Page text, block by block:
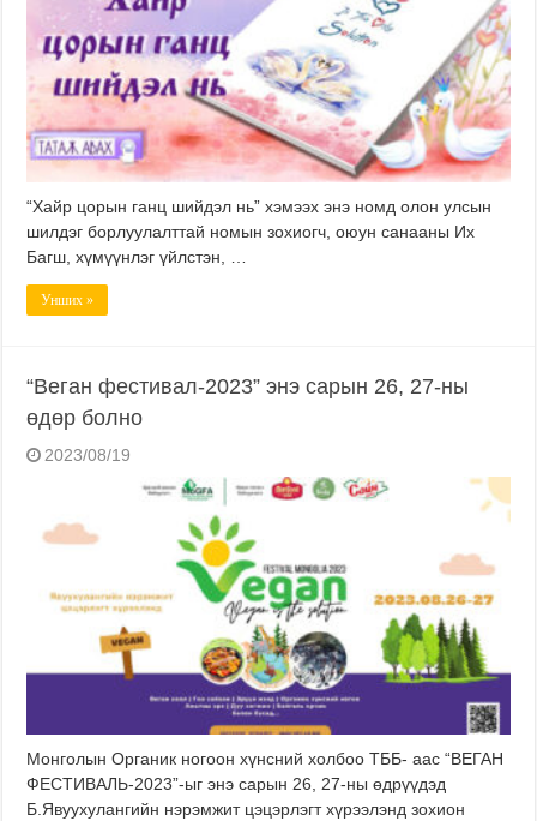
“Хайр цорын ганц шийдэл нь” хэмээх энэ номд олон улсын
шилдэг борлуулалттай номын зохиогч, оюун санааны Их
Багш, хүмүүнлэг үйлстэн, …
Унших »
“Веган фестивал-2023” энэ сарын 26, 27-ны
өдөр болно
2023/08/19
Монголын Органик ногоон хүнсний холбоо ТББ- аас “ВЕГАН
ФЕСТИВАЛЬ-2023”-ыг энэ сарын 26, 27-ны өдрүүдэд
Б.Явуухулангийн нэрэмжит цэцэрлэгт хүрээлэнд зохион